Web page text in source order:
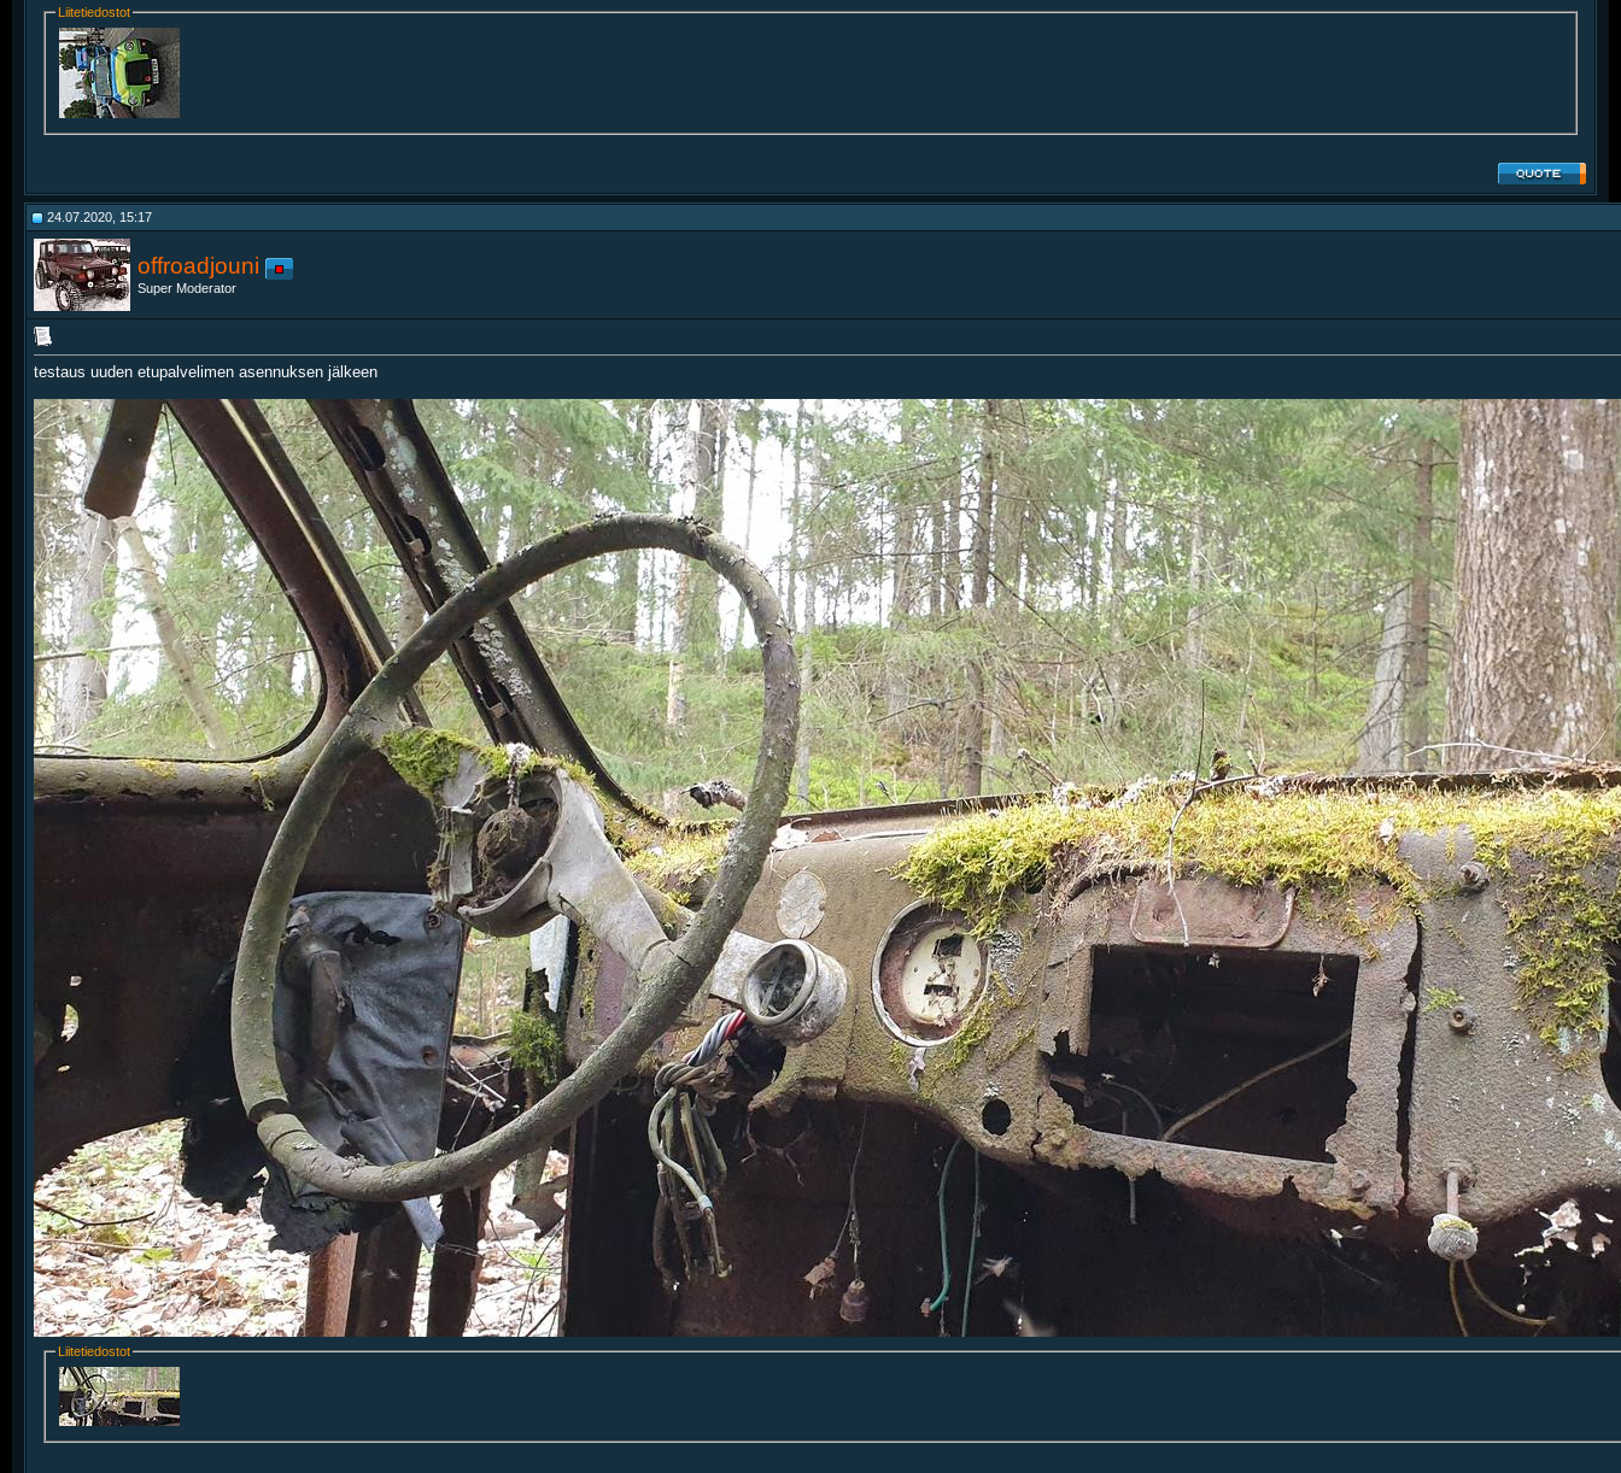
Liitetiedostot
24.07.2020, 15:17
offroadjouni
Super Moderator
testaus uuden etupalvelimen asennuksen jälkeen
Liitetiedostot